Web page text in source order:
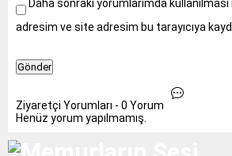
Daha sonraki yorumlarımda
adresim ve site adresim bu tarayıcıya
Ziyaretçi Yorumları - 0 Yorum
Henüz yorum yapılmamış.